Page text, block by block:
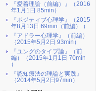
『愛着理論（前編）』（2016
年1月1日 85min）
『ポジティブ心理学』（2015
年8月13日 69min（前編） ）
『アドラー心理学』（前編）
（2015年5月2日 93min）
『ユングのタイプ論』（前
編）（2015年1月1日 70min
）
『認知療法の理論と実践』
（2014年5月2日97min）